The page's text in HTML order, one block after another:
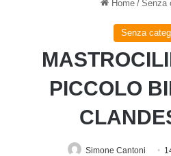
Home / Senza
Senza
PICCOLO
Simone Cantoni